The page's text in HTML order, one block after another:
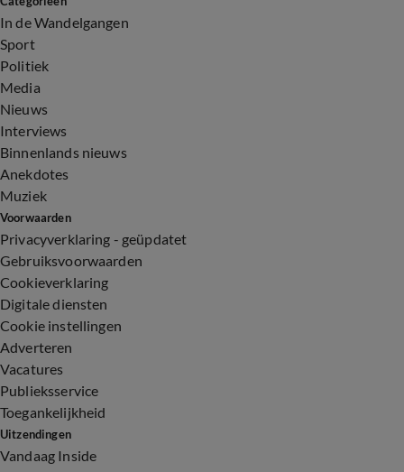
In de Wandelgangen
Sport
Politiek
Media
Nieuws
Interviews
Binnenlands nieuws
Anekdotes
Muziek
Voorwaarden
Privacyverklaring - geüpdatet
Gebruiksvoorwaarden
Cookieverklaring
Digitale diensten
Cookie instellingen
Adverteren
Vacatures
Publieksservice
Toegankelijkheid
Uitzendingen
Vandaag Inside